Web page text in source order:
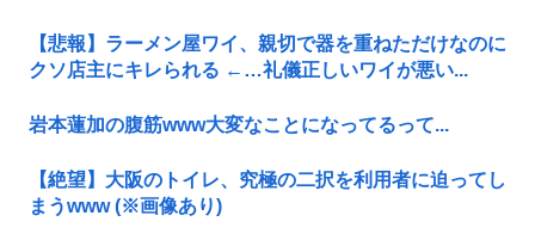
【悲報】ラーメン屋ワイ、親切で器を重ねただけなのに
クソ店主にキレられる ←…礼儀正しいワイが悪い...
岩本蓮加の腹筋www大変なことになってるって...
【絶望】大阪のトイレ、究極の二択を利用者に迫ってし
まうwww (※画像あり)